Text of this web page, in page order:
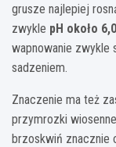
grusze najlepiej
zwykle pH około
wapnowanie
sadzeniem.
Znaczenie ma też
przymrozki
brzoskwiń znacznie